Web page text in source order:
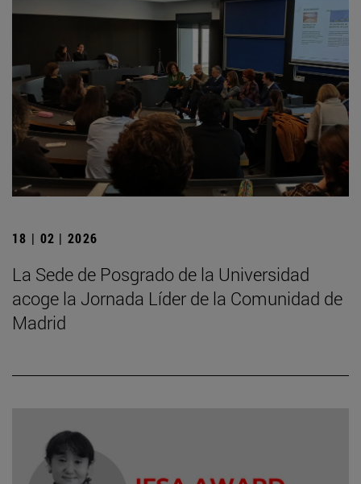
18 | 02 | 2026
La Sede de Posgrado de la Universidad
acoge la Jornada Líder de la Comunidad de
Madrid